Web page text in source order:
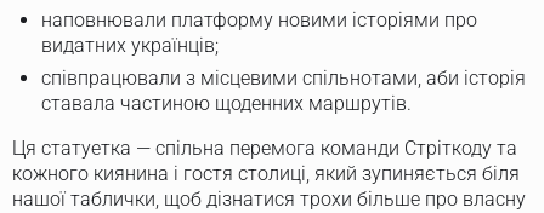
наповнювали платформу новими історіями про
видатних українців;
співпрацювали з місцевими спільнотами, аби історія
ставала частиною щоденних маршрутів.
Ця статуетка — спільна перемога команди Стріткоду та
кожного киянина і гостя столиці, який зупиняється біля
нашої таблички, щоб дізнатися трохи більше про власну